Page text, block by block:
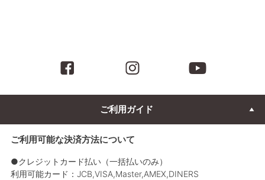
ご利用ガイド
ご利用可能な決済方法について
●クレジットカード払い（一括払いのみ）
利用可能カード：JCB,VISA,Master,AMEX,DINERS